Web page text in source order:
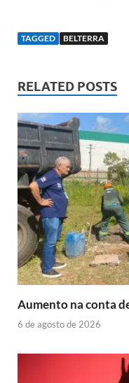
TAGGED BELTERRA
RELATED POSTS
Aumento na conta
6 de agosto de 2026